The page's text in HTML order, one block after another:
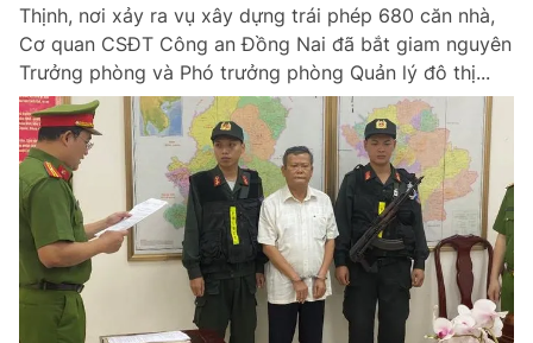
Thịnh, nơi xảy ra vụ xây dựng trái phép 680 căn nhà,
Cơ quan CSĐT Công an Đồng Nai đã bắt giam nguyên
Trưởng phòng và Phó trưởng phòng Quản lý đô thị...